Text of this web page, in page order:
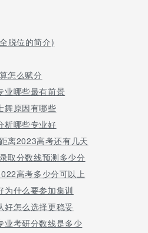
脱位的简介)
怎么赋分
业哪些最有前景
舞原因有哪些
析哪些专业好
离2023高考还有几天
取分数线预测多少分
高考多少分可以上
为什么要参加集训
好怎么选择更稳妥
业考研分数线是多少